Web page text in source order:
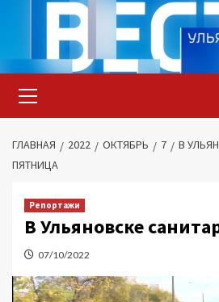
содержимому
меню
ГЛАВНАЯ 2022 ОКТЯБРЬ 7
В
ПЯТНИЦА
Репортажи
В Ульяновске
07/10/2022